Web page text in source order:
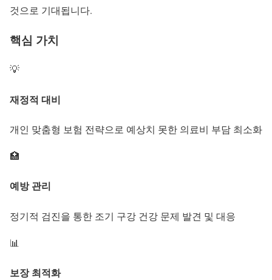
것으로 기대됩니다.
핵심 가치
💡
재정적 대비
개인 맞춤형 보험 전략으로 예상치 못한 의료비 부담 최소화
🏥
예방 관리
정기적 검진을 통한 조기 구강 건강 문제 발견 및 대응
📊
보장 최적화